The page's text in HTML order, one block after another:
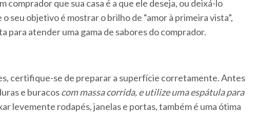
comprador que sua casa é a que ele deseja, ou deixá-lo
seu objetivo é mostrar o brilho de “amor à primeira vista”,
para atender uma gama de sabores do comprador.
certifique-se de preparar a superfície corretamente. Antes
e buracoscom massa corrida, e utilize uma espátula para
levemente rodapés, janelas e portas, também é uma ótima